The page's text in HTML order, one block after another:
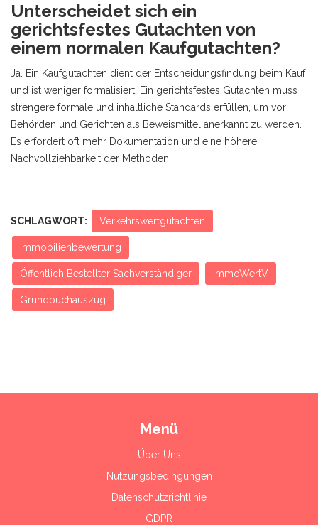
Unterscheidet sich ein
gerichtsfestes Gutachten von
einem normalen Kaufgutachten?
Ja. Ein Kaufgutachten dient der Entscheidungsfindung beim Kauf
und ist weniger formalisiert. Ein gerichtsfestes Gutachten muss
strengere formale und inhaltliche Standards erfüllen, um vor
Behörden und Gerichten als Beweismittel anerkannt zu werden.
Es erfordert oft mehr Dokumentation und eine höhere
Nachvollziehbarkeit der Methoden.
SCHLAGWORT: Verkehrswertgutachten
Immobilienbewertung
Öffentlich Bestellter Sachverständiger ImmoWertV
Grundbuchauszug
Menü
Über Uns
Nutzungsbedingungen
Datenschutzrichtlinie
GDPR